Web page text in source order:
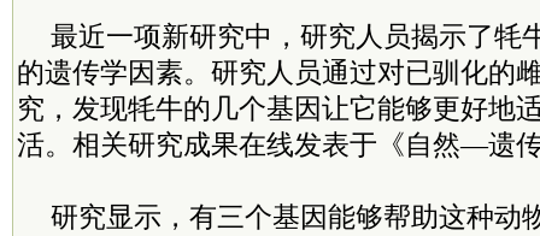
最近一项新研究中，研究人员揭示了牦
的遗传学因素。研究人员通过对已驯化的
究，发现牦牛的几个基因让它能够更好地
活。相关研究成果在线发表于《自然—遗
研究显示，有三个基因能够帮助这种动